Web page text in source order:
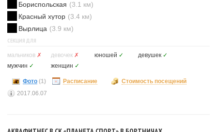
Бориспольская (3.1 км)
Красный хутор (3.4 км)
Вырлица (3.9 км)
СЕКЦИЯ ДЛЯ
мальчиков ✗ девочек ✗ юношей ✓ девушек ✓
мужчин ✓ женщин ✓
Фото (1) Расписание
Стоимость посещений
2017.06.07